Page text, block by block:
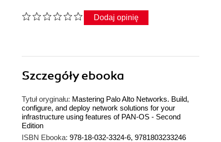
Dodaj opinię
Szczegółyebooka
Tytuł oryginału: Mastering Palo Alto Networks. Build,
configure, and deploy network solutions for your
infrastructure using features of PAN-OS - Second
Edition
ISBN Ebooka: 978-18-032-3324-6, 9781803233246